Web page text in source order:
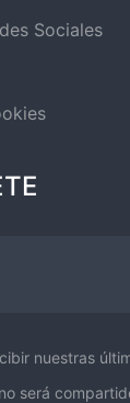
Sociales
nuestras
será